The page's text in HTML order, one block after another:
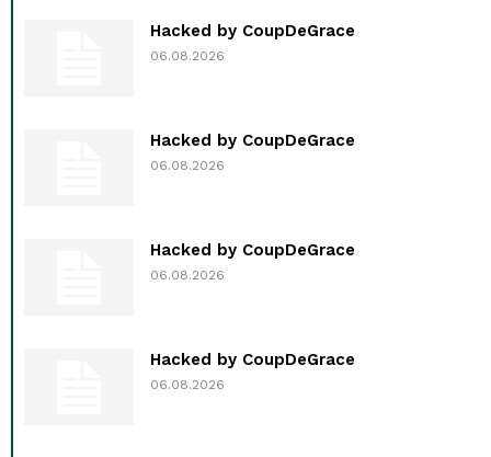
Hacked by CoupDeGrace
06.08.2026
Hacked by CoupDeGrace
06.08.2026
Hacked by CoupDeGrace
06.08.2026
Hacked by CoupDeGrace
06.08.2026